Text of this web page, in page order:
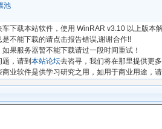
池
下载本站软件，使用 WinRAR v3.10 以上版本
不能下载的请点击报告错误,谢谢合作!!
果服务器暂不能下载请过一段时间重试！
，请到 本站论坛去咨寻，我们将在那里提供更
业软件是供学习研究之用，如用于商业用途，